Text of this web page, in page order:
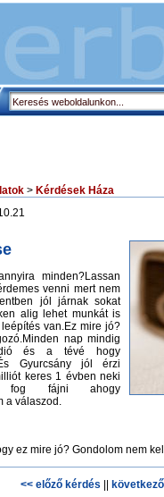
> Kérdések Háza
minden?Lassan
venni mert nem
jól járnak sokat
alig lehet munkát is
van.Ez mire jó?
nap mindig
és a tévé hogy
Gyurcsány jól érzi
keres 1 évben neki
fog fájni ahogy
a válaszod.
ez mire jó? Gondolom nem
<< előző kérdés